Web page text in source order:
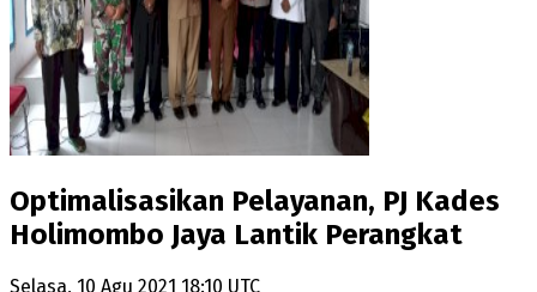
Optimalisasikan Pelayanan, PJ Kades
Holimombo Jaya Lantik Perangkat
Selasa, 10 Agu 2021 18:10 UTC